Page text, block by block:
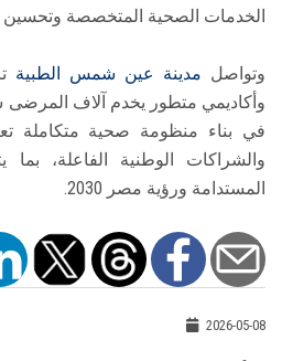
الخدمات الصحية المتخصصة وتحسين
وتواصل مدينة عين شمس الطبية
وأكاديمي متطور يخدم آلاف المرضى
في بناء منظومة صحية متكاملة
والشراكات الوطنية الفاعلة،
المستدامة ورؤية مصر 2030.
2026-05-08